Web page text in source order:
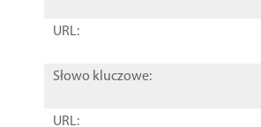
URL:
Słowo kluczowe:
URL: